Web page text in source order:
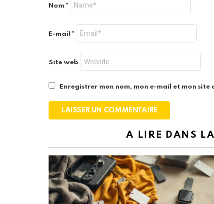
Nom *
E-mail *
Site web
Enregistrer mon nom, mon e-mail et mon
A LIRE DANS